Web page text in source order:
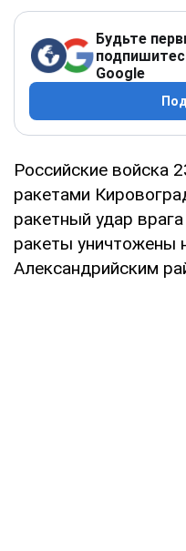
Будьте
Google
Российские войска
ракетами
ракетный удар
ракеты уничтожены
Александрийским